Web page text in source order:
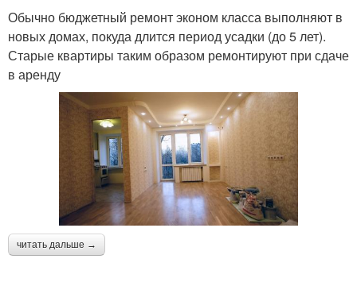
Обычно бюджетный ремонт эконом класса выполняют в
новых домах, покуда длится период усадки (до 5 лет).
Старые квартиры таким образом ремонтируют при сдаче
в аренду
читать дальше →